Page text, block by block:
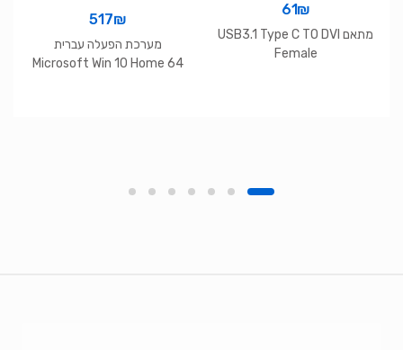
61₪
מתאם USB3.1 Type C TO DVI
Female
517₪
מערכת הפעלה עברית
Microsoft Win 10 Home 64